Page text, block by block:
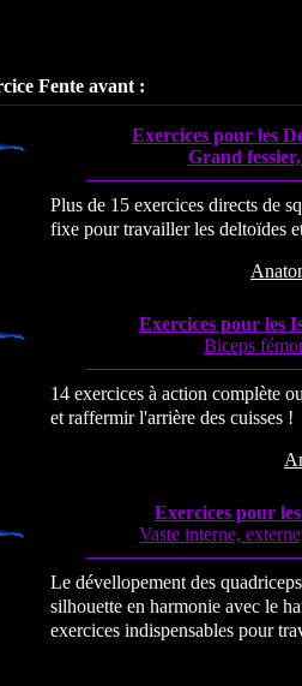
Fente avant :
Exercices pour les
Grand
Plus de 15 exercices directs de
fixe pour travailler les deltoïdes
Exercices pour les
Biceps
14 exercices à action complète
et raffermir l'arrière des cuisses !
Exercices pour
Vaste interne,
Le dévellopement des
silhouette en harmonie avec le
exercices indispensables pour